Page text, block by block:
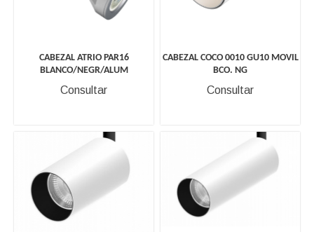
CABEZAL ATRIO PAR16
BLANCO/NEGR/ALUM
Consultar
CABEZAL COCO 0010 GU10 MOVIL
BCO. NG
Consultar